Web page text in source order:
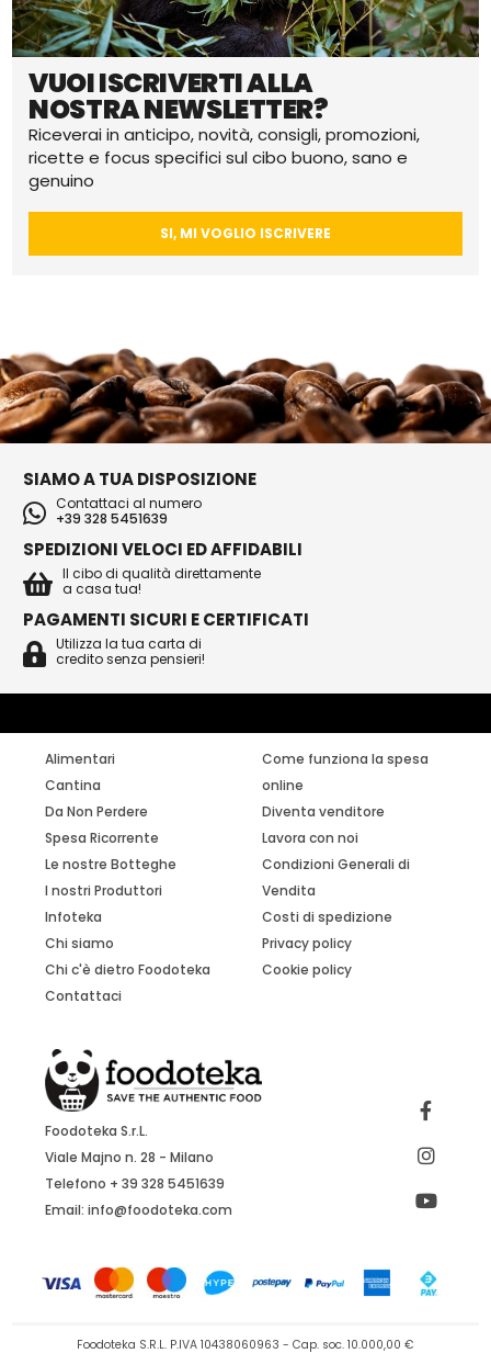
VUOI ISCRIVERTI ALLA
NOSTRA NEWSLETTER?
Riceverai in anticipo, novità, consigli, promozioni,
ricette e focus specifici sul cibo buono, sano e
genuino
SI, MI VOGLIO ISCRIVERE
SIAMO A TUA DISPOSIZIONE
Contattaci al numero
+39 328 5451639
SPEDIZIONI VELOCI ED AFFIDABILI
Il cibo di qualità direttamente
a casa tua!
PAGAMENTI SICURI E CERTIFICATI
Utilizza la tua carta di
credito senza pensieri!
Alimentari
Cantina
Da Non Perdere
Spesa Ricorrente
Le nostre Botteghe
I nostri Produttori
Infoteka
Chi siamo
Chi c'è dietro Foodoteka
Contattaci
Come funziona la spesa
online
Diventa venditore
Lavora con noi
Condizioni Generali di
Vendita
Costi di spedizione
Privacy policy
Cookie policy
Foodoteka S.r.L.
Viale Majno n. 28 - Milano
Telefono + 39 328 5451639
Email:info@foodoteka.com
Foodoteka S.R.L. P.IVA 10438060963 - Cap. soc. 10.000,00 €